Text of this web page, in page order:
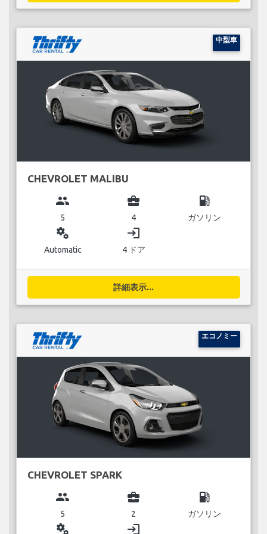
中型車
CHEVROLET MALIBU
group
5
business_center
4
local_gas_station
ガソリン
miscellaneous_services
Automatic
login
4 ドア
詳細表示...
エコノミー
CHEVROLET SPARK
group
5
business_center
2
local_gas_station
ガソリン
miscellaneous_services login